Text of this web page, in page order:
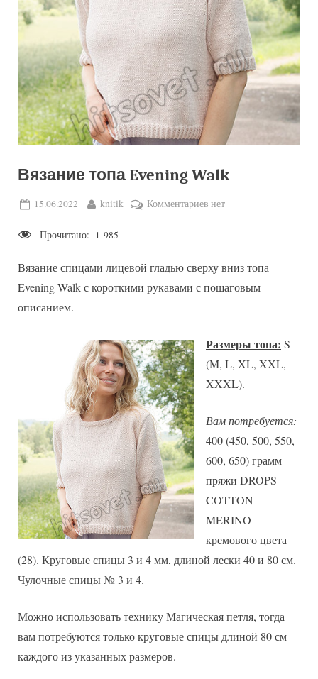
Вязание топа Evening Walk
Posted
15.06.2022 By
knitik Комментариевк
Evening
Walk
нет
Прочитано: 1 985
Вязание спицами лицевой гладью сверху вниз топа
Evening Walk с короткими рукавами с пошаговым
описанием.
Размеры топа: S
(M, L, XL, XXL,
XXXL).
Вам потребуется:
400 (450, 500, 550,
600, 650) грамм
пряжи DROPS
COTTON
MERINO
кремового цвета
(28). Круговые спицы 3 и 4 мм, длиной лески 40 и 80 см.
Чулочные спицы № 3 и 4.
Можно использовать технику Магическая петля, тогда
вам потребуются только круговые спицы длиной 80 см
каждого из указанных размеров.